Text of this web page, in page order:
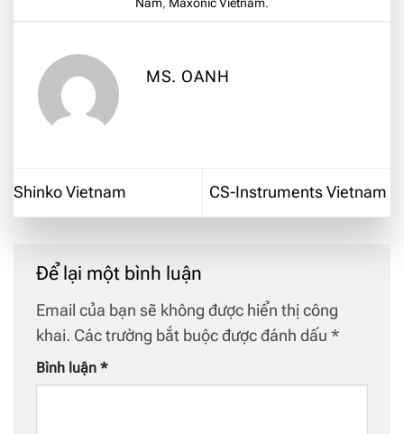
MS. OANH
Shinko Vietnam CS-Instruments Vietnam
Để lại một bình luận
Email của bạn sẽ không được hiển thị công
khai. Các trường bắt buộc được đánh dấu *
Bình luận *